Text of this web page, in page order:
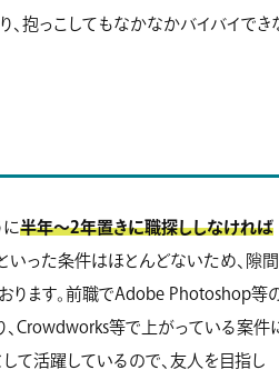
抱っこしてもなかなかバイバイでき
に半年〜2年置きに職探ししなければ
いった条件はほとんどないため、隙間
ります。前職でAdobe Photoshop等
、Crowdworks等で上がっている案件
て活躍しているので、友人を目指し